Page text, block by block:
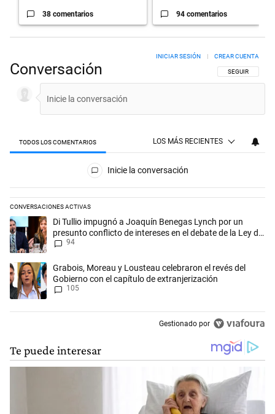
38 comentarios 94 comentarios
Conversación SIGA ESTA
SEGUIR
INICIAR SESIÓN | CREAR CUENTA
TODOS LOS COMENTARIOS LOS MÁS RECIENTES
Todos los comentarios
Inicie la conversación
CONVERSACIONES ACTIVAS
Este listado muestra los artículos con más comentarios en los
Un artículo de tendencia con el título "Di Tullio impugnó a Joaquín
Di Tullio impugnó a Joaquín Benegas Lynch por un
presunto conflicto de intereses en el debate de la Ley de
Tierras
94
Un artículo de tendencia con el título "Grabois, Moreau y Lousteau
Grabois, Moreau y Lousteau celebraron el revés del
Gobierno con el capítulo de extranjerización
105
Gestionado por